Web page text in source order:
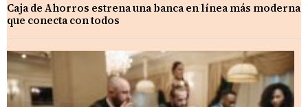
Caja de Ahorros estrena una banca en línea más moderna
que conecta con todos